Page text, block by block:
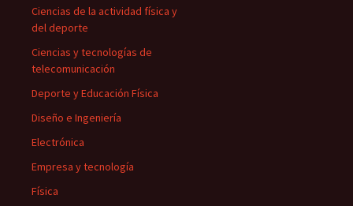
Ciencias de la actividad física y
del deporte
Ciencias y tecnologías de
telecomunicación
Deporte y Educación Física
Diseño e Ingeniería
Electrónica
Empresa y tecnología
Física